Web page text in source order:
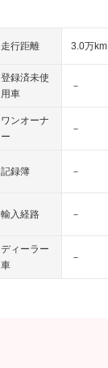
走行距離 3.0万km
登録済未使
用車
－
ワンオーナ
ー
－
記録簿 －
輸入経路 －
ディーラー
車
－